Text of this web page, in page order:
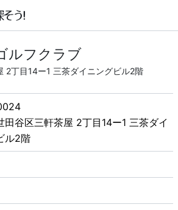
ルフクラブ
2丁目14ー1 三茶ダイニングビル2階
田谷区三軒茶屋 2丁目14ー1 三茶ダイ
ル2階